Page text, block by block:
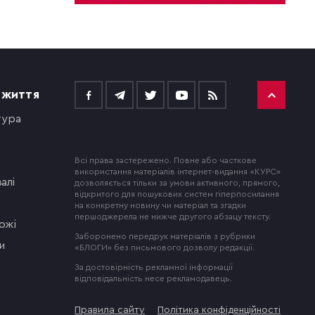
Всі права застережено. Повне або часткове
використання матеріалів інтернет-видання «КУРС»
дозволяється тільки за умови активного, прямого,
відкритого для пошукових систем гіперпосилання
на конкретну новину чи матеріал та згадки
першоджерела не нижче другого абзацу тексту.
Заборонено передрук матеріалів з рубрики
«БЛОГИ» без письмового дозволу редакції.
За достовірність рекламної інформації
відповідальність несе рекламодавець.
Правила сайту Політика конфіденційності